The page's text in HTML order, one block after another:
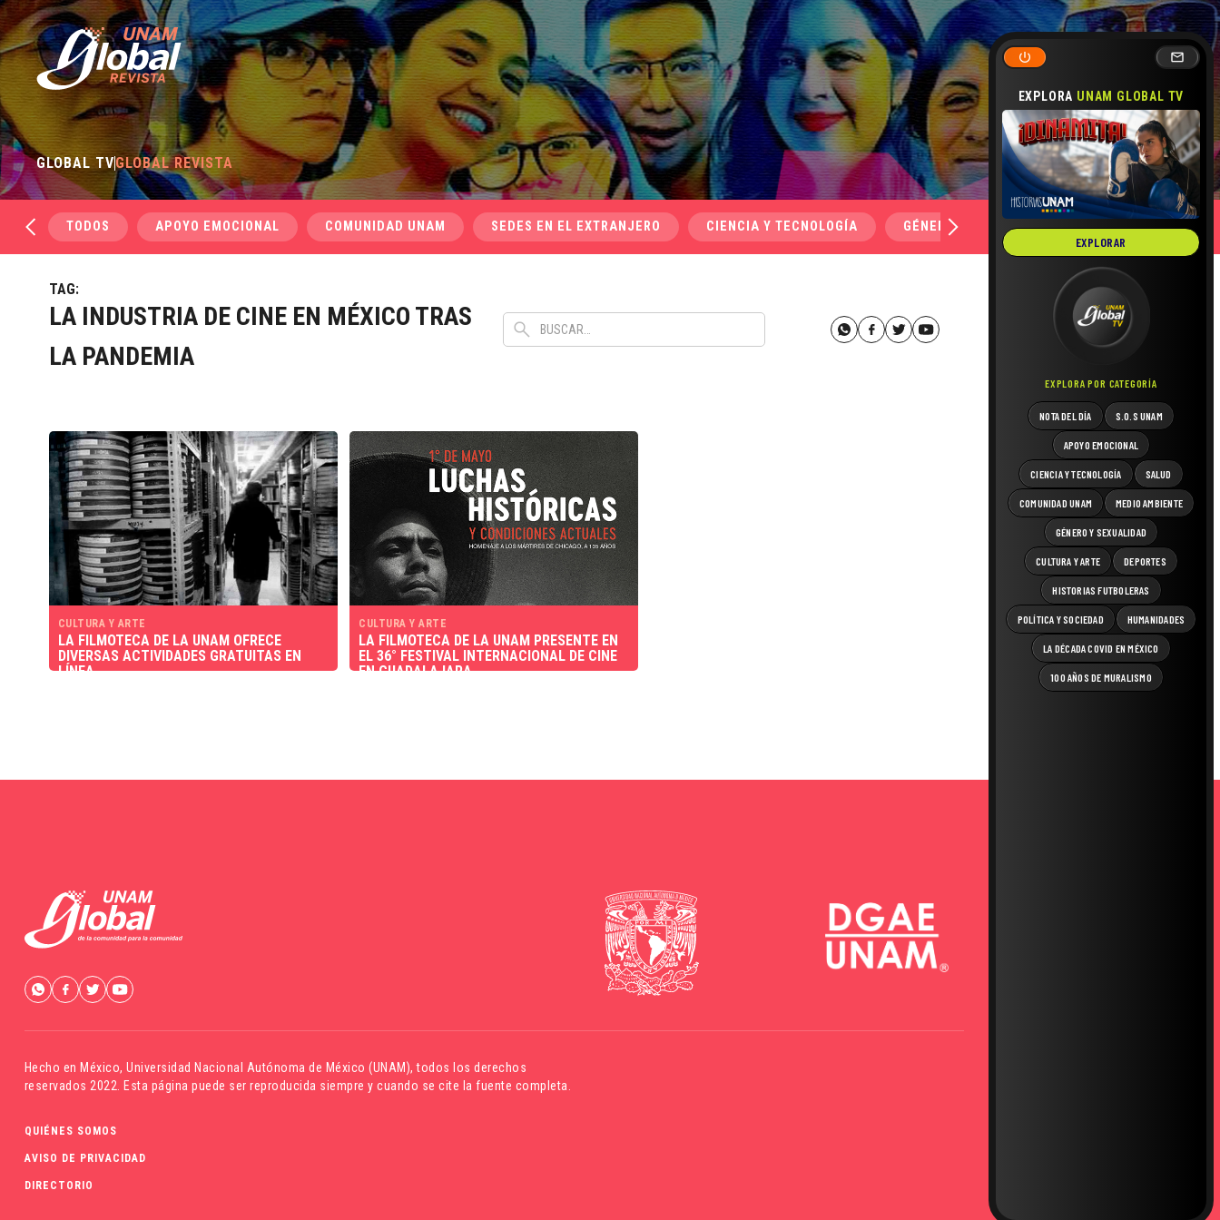
EXPLORA UNAM GLOBAL TV
EXPLORAR
EXPLORA POR CATEGORÍA
NOTA DEL DÍA S.O.S UNAM
APOYO EMOCIONAL
CIENCIA Y TECNOLOGÍA SALUD
COMUNIDAD UNAM MEDIO AMBIENTE
GÉNERO Y SEXUALIDAD
CULTURA Y ARTE DEPORTES
HISTORIAS FUTBOLERAS
POLÍTICA Y SOCIEDAD HUMANIDADES
LA DÉCADA COVID EN MÉXICO
100 AÑOS DE MURALISMO
GLOBAL TVGLOBAL REVISTA
TODOS APOYO EMOCIONAL COMUNIDAD UNAM SEDES EN EL EXTRANJERO CIENCIA Y TECNOLOGÍA GÉNERO Y SEXUALIDAD SALUD
TAG:
LA INDUSTRIA DE CINE EN MÉXICO TRAS
LA PANDEMIA
CULTURA Y ARTE
LA FILMOTECA DE LA UNAM OFRECE
DIVERSAS ACTIVIDADES GRATUITAS EN
LÍNEA
CULTURA Y ARTE
LA FILMOTECA DE LA UNAM PRESENTE EN
EL 36° FESTIVAL INTERNACIONAL DE CINE
EN GUADALAJARA
Hecho en México,Universidad Nacional Autónoma de México (UNAM), todos los derechos
reservados 2022. Esta página puede ser reproducida siempre y cuando se cite la fuente completa.
QUIÉNES SOMOS
AVISO DE PRIVACIDAD
DIRECTORIO